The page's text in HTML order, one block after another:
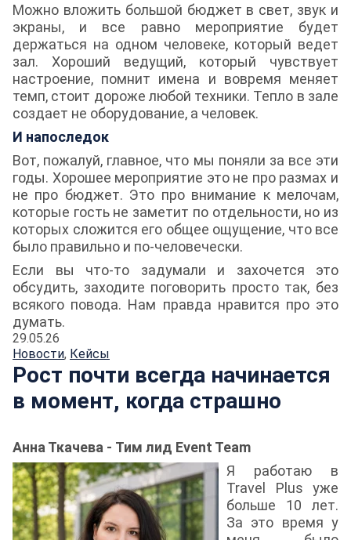
Можно вложить большой бюджет в свет, звук и
экраны, и все равно мероприятие будет
держаться на одном человеке, который ведет
зал. Хороший ведущий, который чувствует
настроение, помнит имена и вовремя меняет
темп, стоит дороже любой техники. Тепло в зале
создает не оборудование, а человек.
И напоследок
Вот, пожалуй, главное, что мы поняли за все эти
годы. Хорошее мероприятие это не про размах и
не про бюджет. Это про внимание к мелочам,
которые гость не заметит по отдельности, но из
которых сложится его общее ощущение, что все
было правильно и по-человечески.
Если вы что-то задумали и захочется это
обсудить, заходите поговорить просто так, без
всякого повода. Нам правда нравится про это
думать.
29.05.26
Новости, Кейсы
Рост почти всегда начинается
в момент, когда страшно
Анна Ткачева - Тим лид Event Team
Я работаю в
Travel Plus уже
больше 10 лет.
За это время у